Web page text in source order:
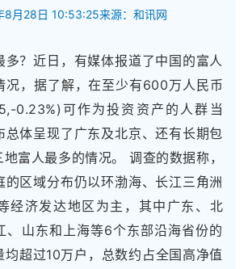
8月28日 10:53:25来源：和讯网
多？近日，有媒体报道了中国的富人
况，据了解，在至少有600万人民币
0.23%)可作为投资资产的人群当
总体呈现了广东及北京、还有长期包
富人最多的情况。 调查的数据称，
的区域分布仍以环渤海、长江三角洲
经济发达地区为主，其中广东、北
、山东和上海等6个东部沿海省份的
均超过10万户，总数约占全国高净值